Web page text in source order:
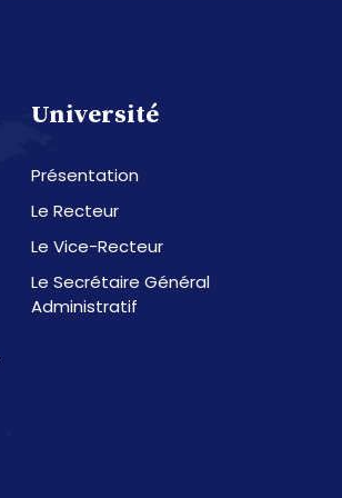
Université
Présentation
Le Recteur
Le Vice-Recteur
Le Secrétaire Général
Administratif